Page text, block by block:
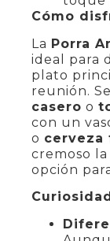
Cómo
La Porra
ideal para
plato
reunión.
casero o
con un
o cerveza
cremoso
opción